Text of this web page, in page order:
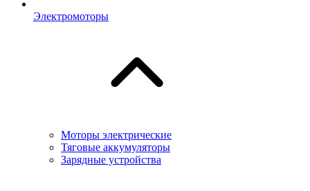
Электромоторы
Моторы электрические
Тяговые аккумуляторы
Зарядные устройства